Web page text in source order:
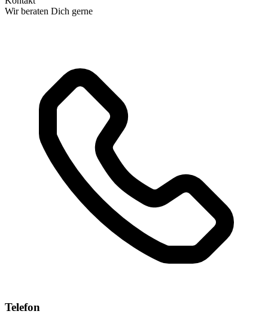
Wir beraten Dich gerne
Telefon